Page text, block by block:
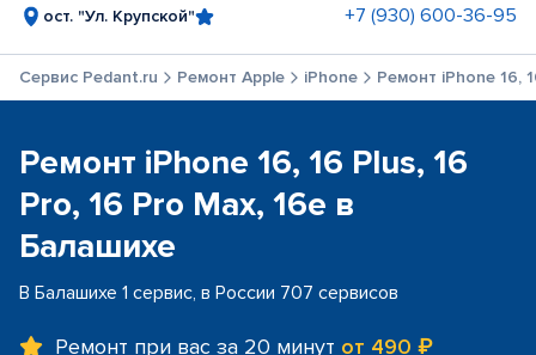
ост. "Ул. Крупской" +7 (930) 600-36-95
Сервис Pedant.ru Ремонт Apple iPhone Ремонт iPhone 16,
Ремонт iPhone 16, 16 Plus, 16
Pro, 16 Pro Max, 16e в
Балашихе
В Балашихе 1 сервис, в России 707 сервисов
Ремонт при вас за 20 минут от 490 ₽